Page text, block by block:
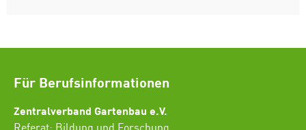
Für Berufsinformationen
Zentralverband Gartenbau e.V.